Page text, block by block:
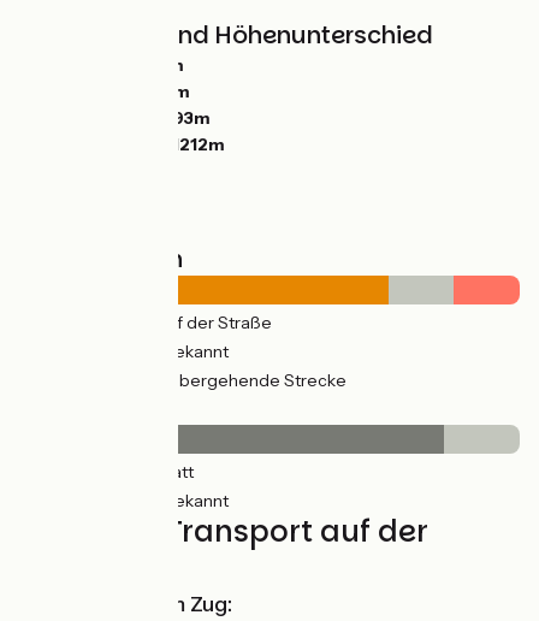
Steigungen und Höhenunterschied
5037m
5060m
293m
1212m
Straßentypen
(90%) Auf der Straße
(16%) Unbekannt
(16%) Vorübergehende Strecke
(90%) Glatt
(16%) Unbekannt
Züge und Transport auf der
Anreise mit dem Zug: